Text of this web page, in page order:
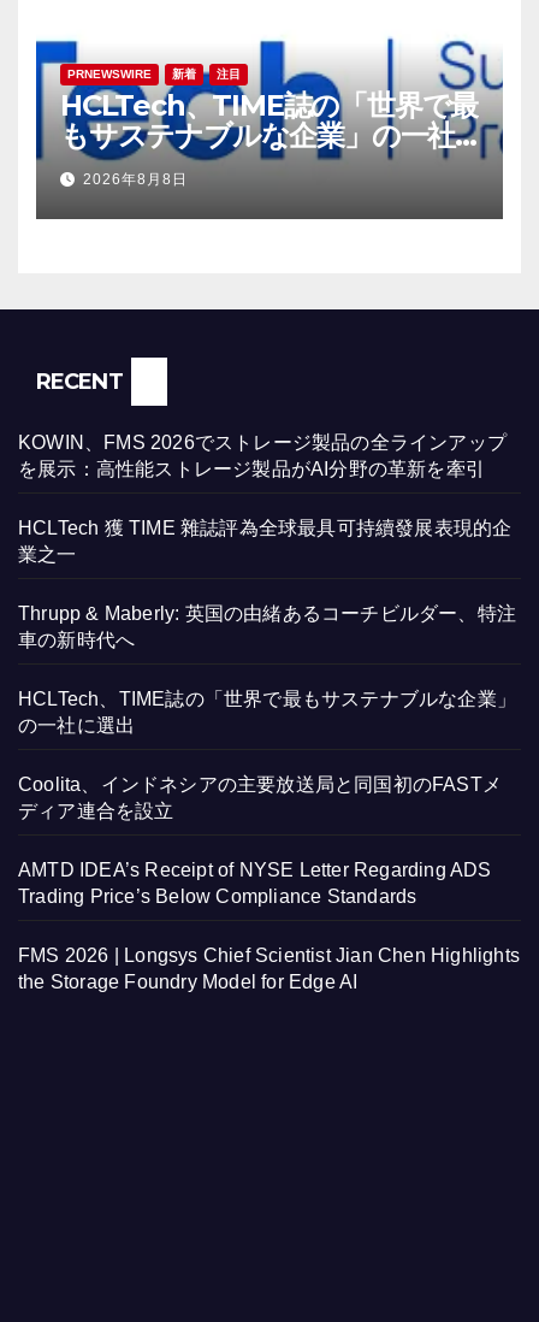
PRNEWSWIRE 新着 注目
HCLTech、TIME誌の「世界で最
もサステナブルな企業」の一社
に選出
2026年8月8日
RECENT
KOWIN、FMS 2026でストレージ製品の全ラインアップ
を展示：高性能ストレージ製品がAI分野の革新を牽引
HCLTech 獲 TIME 雜誌評為全球最具可持續發展表現的企
業之一
Thrupp & Maberly: 英国の由緒あるコーチビルダー、特注
車の新時代へ
HCLTech、TIME誌の「世界で最もサステナブルな企業」
の一社に選出
Coolita、インドネシアの主要放送局と同国初のFASTメ
ディア連合を設立
AMTD IDEA’s Receipt of NYSE Letter Regarding ADS
Trading Price’s Below Compliance Standards
FMS 2026 | Longsys Chief Scientist Jian Chen Highlights
the Storage Foundry Model for Edge AI